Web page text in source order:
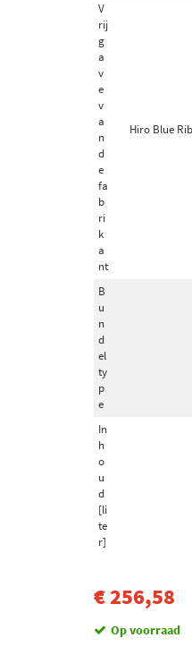
V
rij
g
a
v
e
v
a
n
d
e
fa
b
ri
k
a
nt
Hiro Blue
B
u
n
d
el
ty
p
e
In
h
o
u
d
[li
te
r]
€ 256,58
Op voorraad